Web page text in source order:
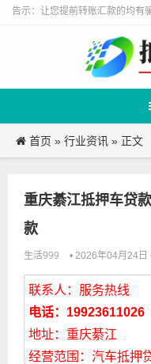
告示：让您提前转账汇款的均有
首页 » 行业资讯 » 正文
重庆綦江抵押车贷
款
生活999 • 2026年04月24日
联系人：服务热线
电话：19923611026
地址：重庆綦江
经营范围：汽车抵押